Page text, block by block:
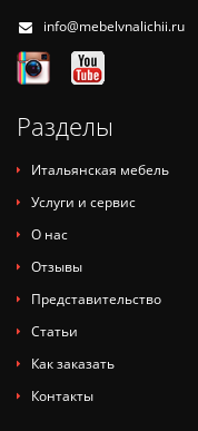
info@mebelvnalichii.ru
Разделы
Итальянская мебель
Услуги и сервис
О нас
Отзывы
Представительство
Статьи
Как заказать
Контакты